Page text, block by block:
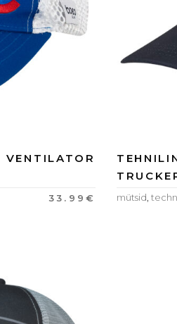
VENTILATOR
33.99 € mütsid